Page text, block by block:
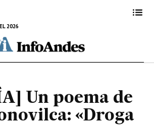
2026«Droga y alcohol»
21 DE FEBRERO DE 2026
Un poema de
«Droga